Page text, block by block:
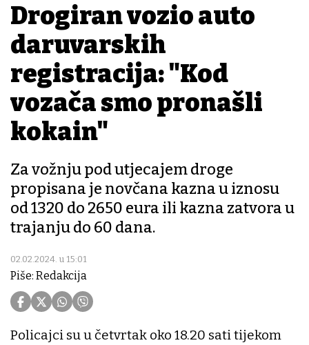
Drogiran vozio auto
daruvarskih
registracija: "Kod
vozača smo pronašli
kokain"
Za vožnju pod utjecajem droge
propisana je novčana kazna u iznosu
od 1320 do 2650 eura ili kazna zatvora u
trajanju do 60 dana.
02.02.2024. u 15:01
Piše: Redakcija
Policajci su u četvrtak oko 18.20 sati tijekom